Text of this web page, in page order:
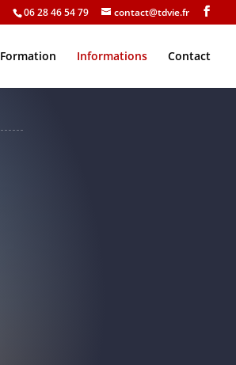
06 28 46 54 79 contact@tdvie.fr
Formation Informations Contact